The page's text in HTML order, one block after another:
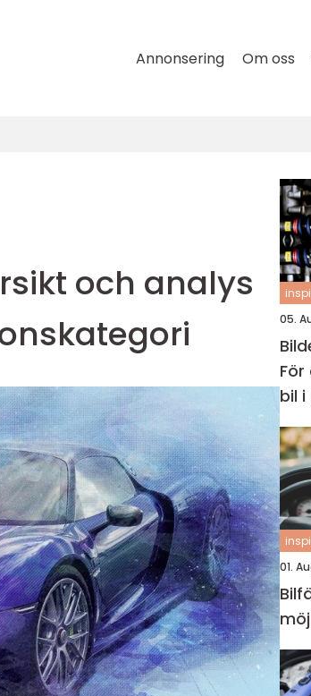
Annonsering Om oss
och analys
05.
bil
01.